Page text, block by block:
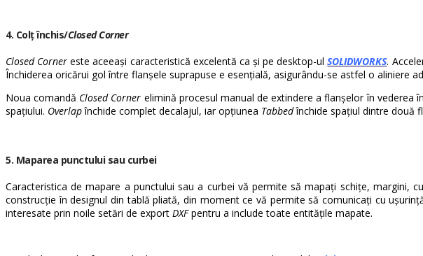
4. Colț închis/Closed Corner
Closed Corner este aceeași caracteristică excelentă ca și pe desktop-ulSOLIDWORKS.
Închiderea oricărui gol între flanșele suprapuse e esențială, asigurându-se astfel o
Noua comandă Closed Corner elimină procesul manual de extindere a flanșelor în vederea
spațiului. Overlapînchide complet decalajul, iar opțiunea Tabbedînchide spațiul dintre două
5. Maparea punctului sau curbei
Caracteristica de mapare a punctului sau a curbei vă permite să mapați schițe, margini,
construcție în designul din tablă pliată, din moment ce vă permite să comunicați cu
interesate prin noile setări de export DXFpentru a include toate entitățile mapate.